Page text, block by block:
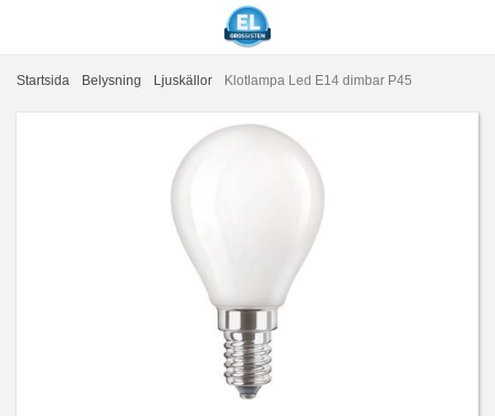
Startsida Belysning Ljuskällor Klotlampa Led E14 dimbar P45